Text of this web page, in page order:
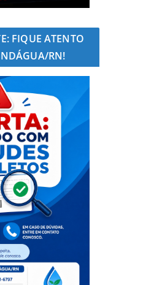
FIQUE ATENTO
RN!